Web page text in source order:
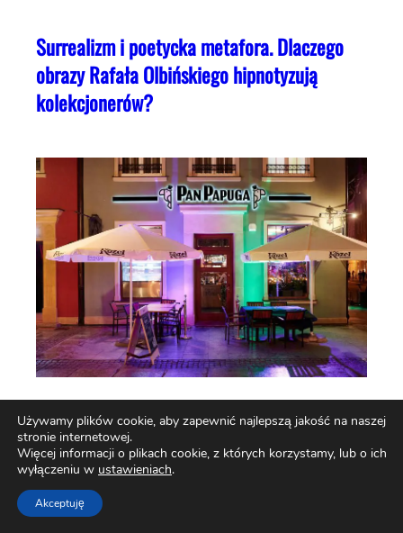
Surrealizm i poetycka metafora. Dlaczego
obrazy Rafała Olbińskiego hipnotyzują
kolekcjonerów?
Egzotyczna restauracja Pan Papuga w sercu
Gdańska
Używamy plików cookie, aby zapewnić najlepszą jakość na naszej
stronie internetowej.
Więcej informacji o plikach cookie, z których korzystamy, lub o ich
wyłączeniu w ustawieniach.
Akceptuję